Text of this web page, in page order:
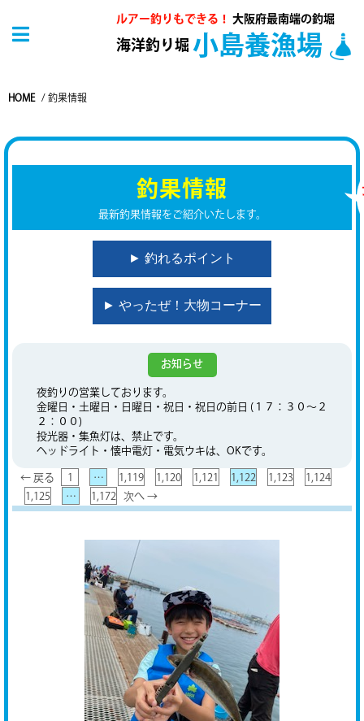
ルアー釣りもできる！ 大阪府最南端の釣堀
海洋釣り堀 小島養漁場
HOME / 釣果情報
釣果情報
最新釣果情報をご紹介いたします。
► 釣れるポイント
► やったぜ！大物コーナー
お知らせ
夜釣りの営業しております。
金曜日・土曜日・日曜日・祝日・祝日の前日 (１７：３０～２
２：００)
投光器・集魚灯は、禁止です。
ヘッドライト・懐中電灯・電気ウキは、OKです。
← 戻る 1 … 1,119 1,120 1,121 1,122 1,123
1,124
1,125
… 1,172 次へ →